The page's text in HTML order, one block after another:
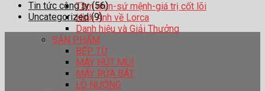
Tầm nhìn-sứ mệnh-giá trị cốt lõi
Hình Ảnh về Lorca
Danh hiệu và Giải Thưởng
SẢN PHẨM
BẾP TỪ
MÁY HÚT MÙI
MÁY RỬA BÁT
LÒ NƯỚNG
Tin tức công ty(56)
Uncategorized(9)